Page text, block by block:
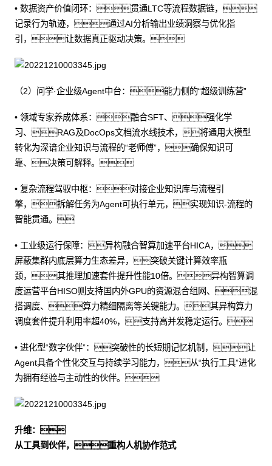
• 数据资产价值闭环：贯通LTC等流程数据链，
记录行为轨迹，通过AI分析输出业绩洞察与优化指
引，让数据真正驱动决策。
（2）问学·企业级Agent中台：能力侧的“超级训练营”
• 领域专家养成体系：融合SFT、强化学
习、RAG及DocOps文档流水线技术，将通用大模型
转化为深谙企业知识与流程的“老师傅”，确保知识可
靠、决策可解释。
• 复杂流程驾驭中枢：对接企业知识库与流程引
擎，拆解任务为Agent可执行单元，实现知识-流程的
智能贯通。
• 工业级运行保障：异构融合智算加速平台HICA，
屏蔽集群内底层算力生态差异，突破关键计算效率瓶
颈，其推理加速套件提升性能10倍。异构智算调
度运营平台HISO则支持国内外GPU的资源混合组网、混
搭调度、算力精细隔离等关键能力。其异构算力
调度套件提升利用率超40%，支持高并发稳定运行。
• 进化型“数字伙伴”：突破性的长短期记忆机制，让
Agent具备个性化交互与持续学习能力，从“执行工具”进化
为拥有经验与主动性的伙伴。
升维：
从工具到伙伴，重构人机协作范式